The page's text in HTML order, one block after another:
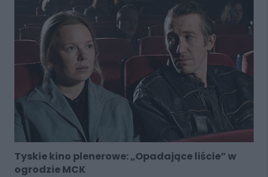
Tyskie kino plenerowe: „Opadające liście” w
ogrodzie MCK